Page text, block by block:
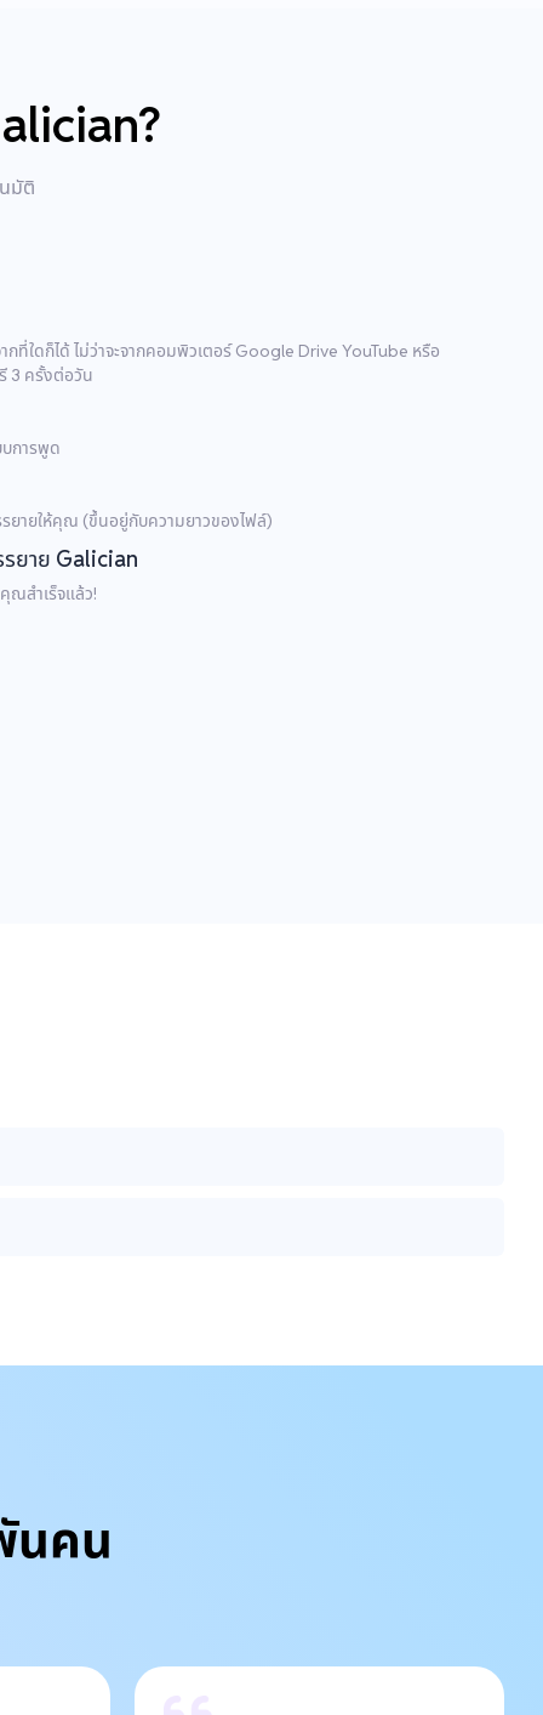
มัติ
ที่ใดก็ได้ ไม่ว่าจะจากคอมพิวเตอร์ Google Drive YouTube หรือ
3 ครั้งต่อวัน
บการพูด
รยายให้คุณ (ขึ้นอยู่กับความยาวของไฟล์)
ยาย Galician
ณสำเร็จแล้ว!
นคน